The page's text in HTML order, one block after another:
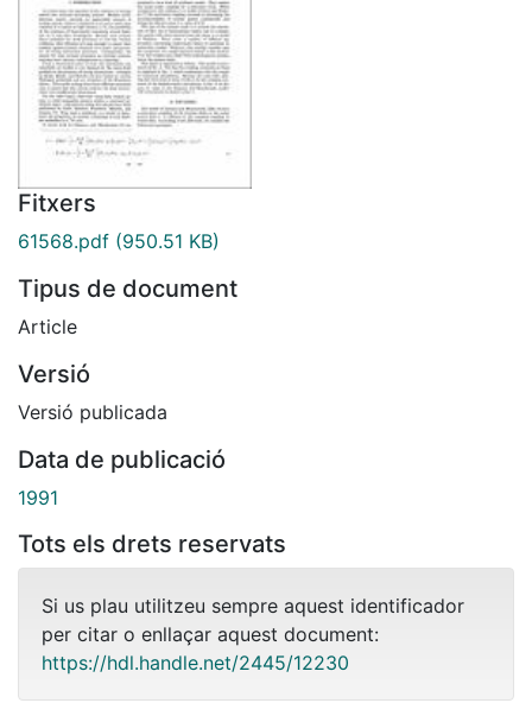
Fitxers
61568.pdf (950.51 KB)
Tipus de document
Article
Versió
Versió publicada
Data de publicació
1991
Tots els drets reservats
Si us plau utilitzeu sempre aquest identificador
per citar o enllaçar aquest document:
https://hdl.handle.net/2445/12230